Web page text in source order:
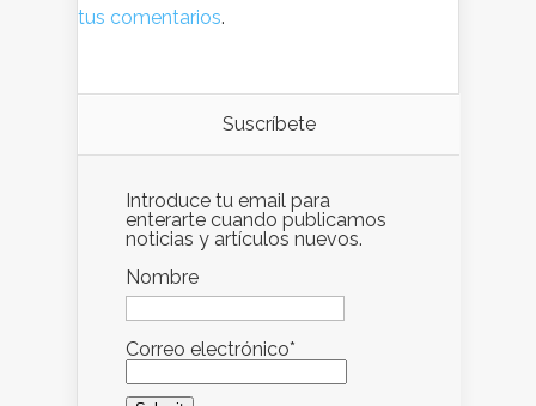
tus comentarios.
Suscríbete
Introduce tu email para
enterarte cuando publicamos
noticias y artículos nuevos.
Nombre
Correo electrónico*